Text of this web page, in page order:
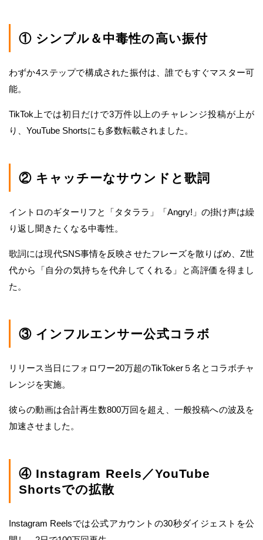
① シンプル＆中毒性の高い振付
わずか4ステップで構成された振付は、誰でもすぐマスター可
能。
TikTok上では初日だけで3万件以上のチャレンジ投稿が上が
り、YouTube Shortsにも多数転載されました。
② キャッチーなサウンドと歌詞
イントロのギターリフと「タタララ」「Angry!」の掛け声は繰
り返し聞きたくなる中毒性。
歌詞には現代SNS事情を反映させたフレーズを散りばめ、Z世
代から「自分の気持ちを代弁してくれる」と高評価を得まし
た。
③ インフルエンサー公式コラボ
リリース当日にフォロワー20万超のTikToker５名とコラボチャ
レンジを実施。
彼らの動画は合計再生数800万回を超え、一般投稿への波及を
加速させました。
④ Instagram Reels／YouTube
Shortsでの拡散
Instagram Reelsでは公式アカウントの30秒ダイジェストを公